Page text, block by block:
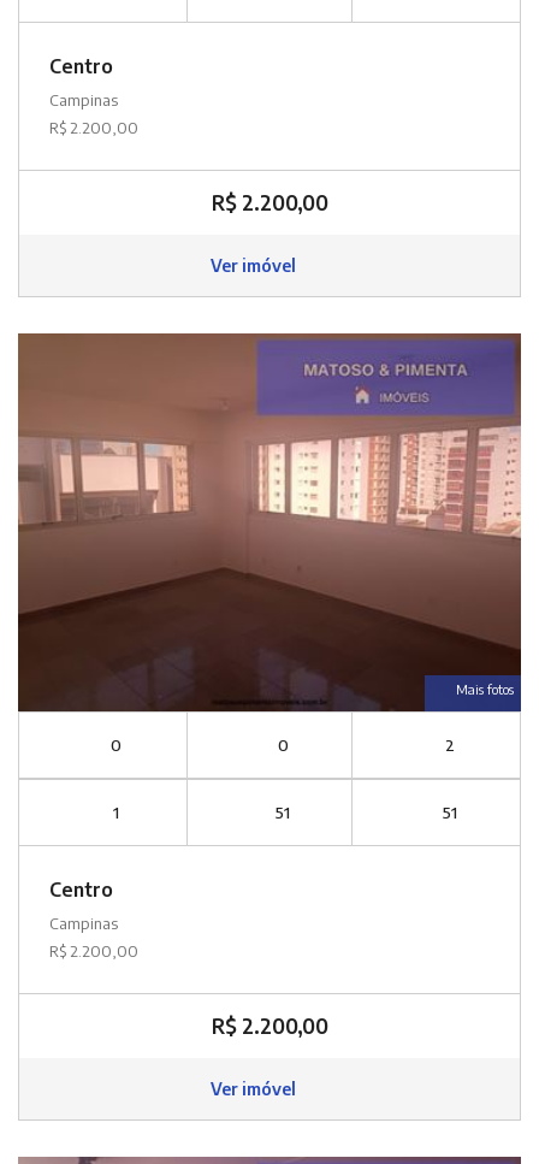
Centro
Campinas
R$ 2.200,00
R$ 2.200,00
Ver imóvel
Mais fotos
0 0 2
1 51 51
Centro
Campinas
R$ 2.200,00
R$ 2.200,00
Ver imóvel